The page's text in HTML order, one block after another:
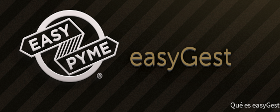
easyGest
Qué es easyGest